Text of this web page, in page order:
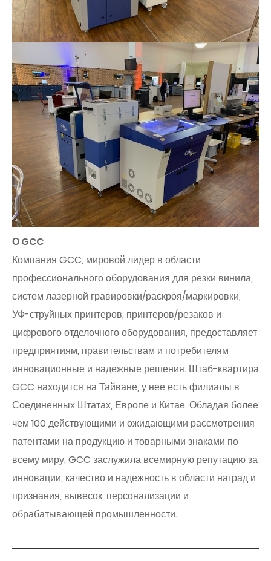
О GCC
Компания GCC, мировой лидер в области
профессионального оборудования для резки винила,
систем лазерной гравировки/раскроя/маркировки,
УФ-струйных принтеров, принтеров/резаков и
цифрового отделочного оборудования, предоставляет
предприятиям, правительствам и потребителям
инновационные и надежные решения. Штаб-квартира
GCC находится на Тайване, у нее есть филиалы в
Соединенных Штатах, Европе и Китае. Обладая более
чем 100 действующими и ожидающими рассмотрения
патентами на продукцию и товарными знаками по
всему миру, GCC заслужила всемирную репутацию за
инновации, качество и надежность в области наград и
признания, вывесок, персонализации и
обрабатывающей промышленности.